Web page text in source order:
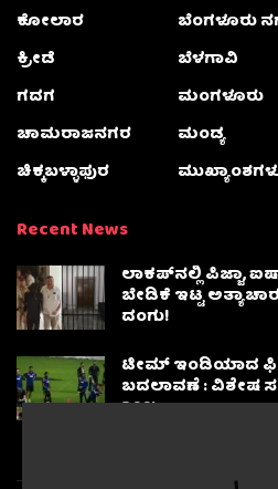
ಕೋಲಾರ
ಕ್ರೀಡೆ
ಗದಗ
ಚಾಮರಾಜನಗರ
ಚಿಕ್ಕಬಳ್ಳಾಫುರ
ಬೆಂಗಳೂರು
ಬೆಳಗಾವಿ
ಮಂಗಳೂರು
ಮಂಡ್ಯ
Recent News
ಲಾಕಪ್‌ನಲ್ಲಿ ಪಿಜ್ಜಾ,
ಬೇಡಿಕೆ ಇಟ್ಟ
ದಂಗು!
ಟೀಮ್ ಇಂಡಿಯಾದ
ಬದಲಾವಣೆ : ವಿಶೇಷ
BCCI